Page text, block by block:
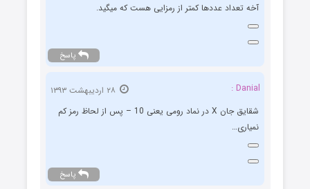
آخه تعداد عددها کمتر از رمزایی هست که میگید.
پاسخ
Danial :
شقایق جان X در نماد رومی یعنی 10 – پس از لحاظ رمز کم
نمیاری…
پاسخ